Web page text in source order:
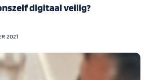
digitaal veilig?
2021